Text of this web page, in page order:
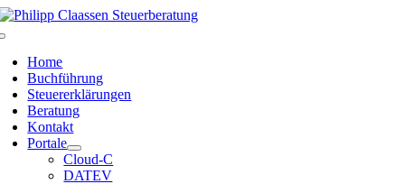
Zum
Home
Buchführung
Steuererklärungen
Beratung
Kontakt
Portale
Cloud-C
DATEV